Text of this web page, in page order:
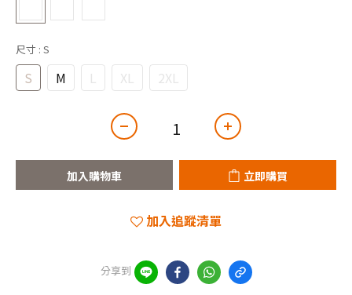
尺寸 : S
S M L XL 2XL
加入購物車 立即購買
加入追蹤清單
分享到